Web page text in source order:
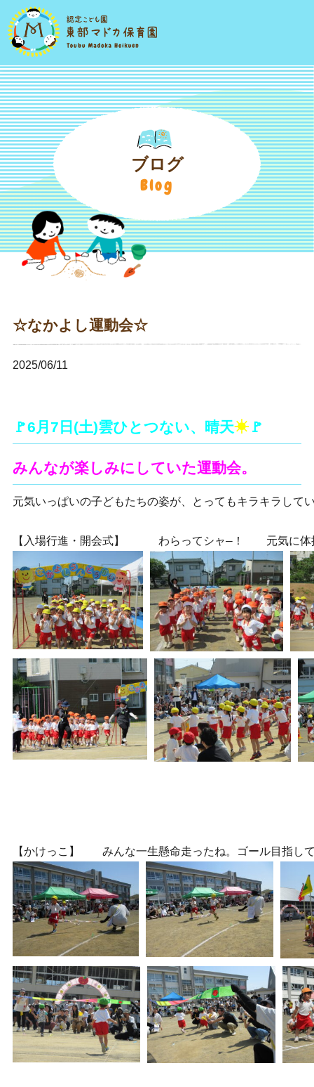
ブログ
Blog
☆なかよし運動会☆
2025/06/11
🚩6月7日(土)雲ひとつない、晴天☀🚩
みんなが楽しみにしていた運動会。
元気いっぱいの子どもたちの姿が、とってもキラキラして